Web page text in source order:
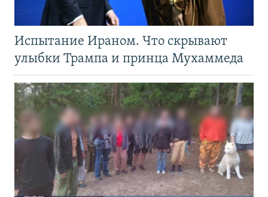
Испытание Ираном. Что скрывают
улыбки Трампа и принца Мухаммеда